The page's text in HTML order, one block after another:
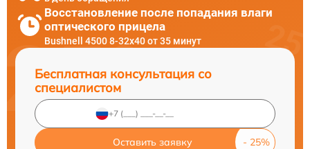
Восстановление после попадания влаги
оптического прицела
Bushnell 4500 8-32x40 от 35 минут
Бесплатная консультация со
специалистом
Оставить заявку